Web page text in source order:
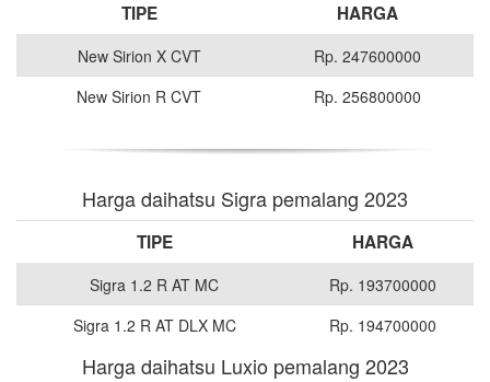
TIPE HARGA
New Sirion X CVT
Rp. 247600000
New Sirion R CVT
Rp. 256800000
Harga daihatsu Sigra pemalang 2023
TIPE HARGA
Sigra 1.2 R AT MC
Rp. 193700000
Sigra 1.2 R AT DLX MC
Rp. 194700000
Harga daihatsu Luxio pemalang 2023